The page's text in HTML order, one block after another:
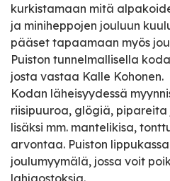
kurkistamaan mitä
ja miniheppojen jouluun
pääset tapaamaan myös
Puiston tunnelmallisella
josta vastaa Kalle Kohonen.
Kodan läheisyydessä
riisipuuroa, glögiä,
lisäksi mm. mantelikisa,
arvontaa. Puiston
joulumyymälä, jossa voit
lahjaostoksia.